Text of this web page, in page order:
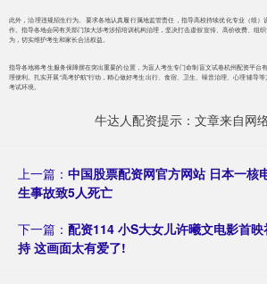
此外，治理违规招生行为。要求各地认真履行属地监管责任，指导高校持续优化专业（组
作。指导各地会同有关部门加大涉考涉招培训机构治理，坚决打击虚假宣传、高价收费、组
为，切实维护考生和家长合法权益。
指导各地将考生服务保障摆在突出重要的位置，为盲人考生专门命制盲文试卷杭州配资平台
理便利。扎实开展“高考护航”行动，精心做好考生出行、食宿、卫生、噪音治理、心理辅导
考试环境。
牛达人配资提示：文章来自网
上一篇： 中国股票配资网官方网站 日本一核
生事故致5人死亡
下一篇： 配资114 小S大女儿许曦文电影首
持 这画面太有爱了!